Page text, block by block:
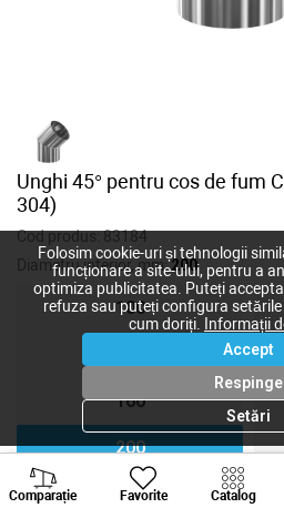
Unghi 45° pentru cos de fum
304)
Cod produs:83184
Diametru interior, mm:200
100
160
200
250
Comparație Favorite Catalog
Folosim cookie-uri și tehnologii
funcționare a site-ului, pentru a
optimiza publicitatea. Puteți
refuza sau puteți configura
cum doriți.
Informații
Accept
Respinge
Setări